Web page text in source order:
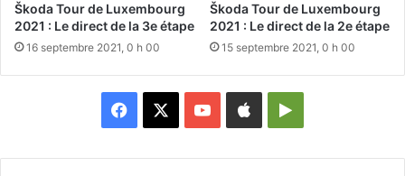
Škoda Tour de Luxembourg
2021 : Le direct de la 3e étape
16 septembre 2021, 0 h 00
Škoda Tour de Luxembourg
2021 : Le direct de la 2e étape
15 septembre 2021, 0 h 00
Facebook YouTubeAppleGoogle